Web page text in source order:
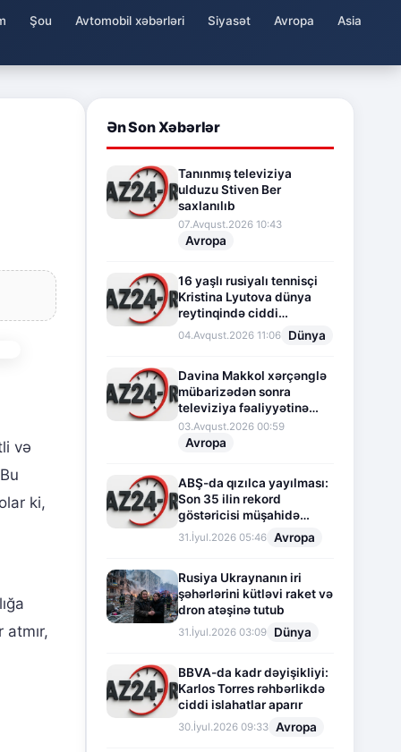
Şou Avtomobil xəbərləri Siyasət Avropa
Asia
və
ki,
Ən Son Xəbərlər
Tanınmış televiziya
ulduzu Stiven Ber
saxlanılıb
07.Avqust.2026 10:43
Avropa
16 yaşlı rusiyalı tennisçi
Kristina Lyutova dünya
reytinqində ciddi
irəliləyişə imza atdı
04.Avqust.2026 11:06 Dünya
Davina Makkol xərçənglə
mübarizədən sonra
televiziya fəaliyyətinə
fasilə verir
03.Avqust.2026 00:59
Avropa
ABŞ-da qızılca yayılması:
Son 35 ilin rekord
göstəricisi müşahidə
olunur
31.İyul.2026 05:46 Avropa
Rusiya Ukraynanın iri
şəhərlərini kütləvi raket və
dron atəşinə tutub
31.İyul.2026 03:09 Dünya
BBVA-da kadr dəyişikliyi:
Karlos Torres rəhbərlikdə
ciddi islahatlar aparır
30.İyul.2026 09:33 Avropa